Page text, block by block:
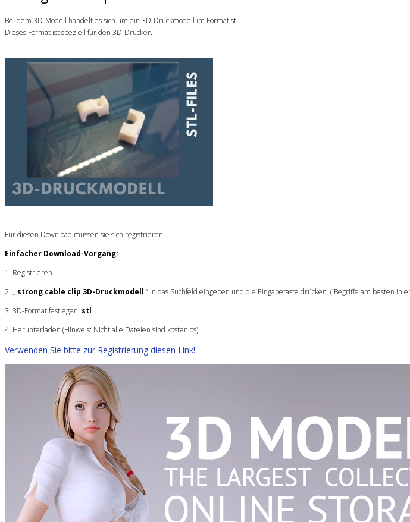
Bei dem 3D-Modell handelt es sich um ein 3D-Druckmodell im Format stl.
Dieses Format ist speziell für den 3D-Drucker.
Für diesen Download müssen sie sich registrieren.
Einfacher Download-Vorgang:
1. Registrieren
2. „ strong cable clip 3D-Druckmodell “ in das Suchfeld eingeben und die Eingabetaste drücken. ( Begriffe am besten in
3. 3D-Format festlegen: stl
4. Herunterladen (Hinweis: Nicht alle Dateien sind kostenlos)
Verwenden Sie bitte zur Registrierung diesen Link!